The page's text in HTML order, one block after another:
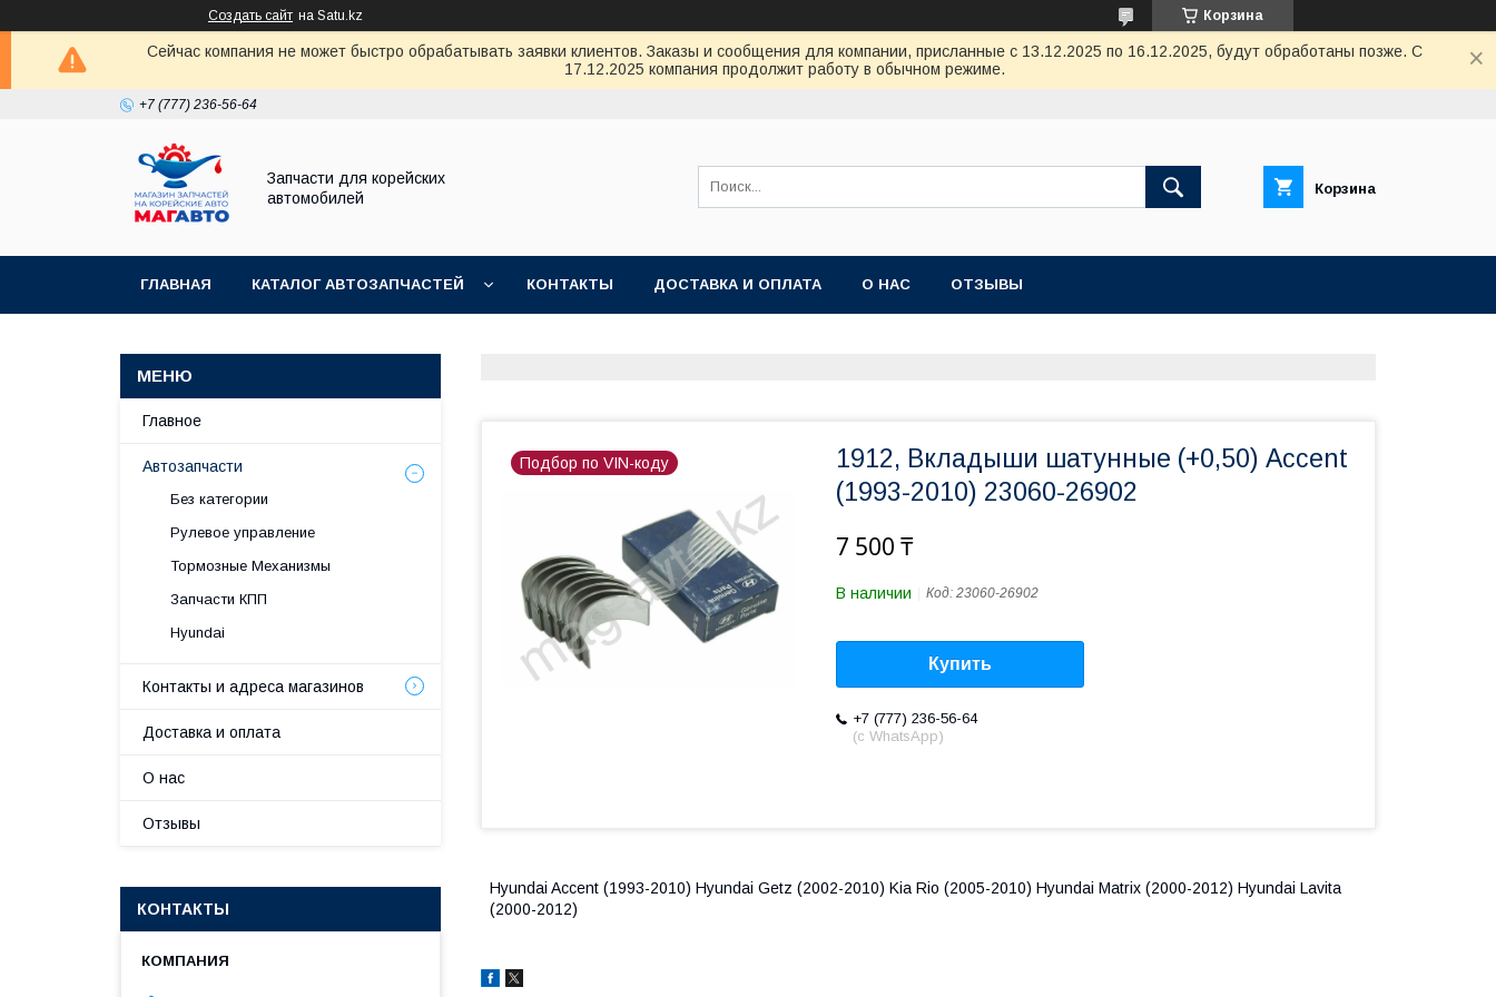
Создать сайт на Satu.kz Корзина
Сейчас компания не может быстро обрабатывать заявки клиентов. Заказы и сообщения для компании, присланные с 13.12.2025 по 16.12.2025, будут обработаны позже. С
17.12.2025 компания продолжит работу в обычном режиме.
+7 (777) 236-56-64
Запчасти для корейских
автомобилей
Корзина
ГЛАВНАЯ КАТАЛОГ АВТОЗАПЧАСТЕЙ КОНТАКТЫ ДОСТАВКА И ОПЛАТА О НАС ОТЗЫВЫ
Подбор по VIN-коду
1912, Вкладыши шатунные (+0,50) Accent
(1993-2010) 23060-26902
7 500 ₸
В наличии Код: 23060-26902
Купить
+7 (777) 236-56-64
(с WhatsApp)
Hyundai Accent (1993-2010) Hyundai Getz (2002-2010) Kia Rio (2005-2010) Hyundai Matrix (2000-2012) Hyundai Lavita
(2000-2012)
Главное
Автозапчасти
Без категории
Рулевое управление
Тормозные Механизмы
Запчасти КПП
Hyundai
Контакты и адреса магазинов
Доставка и оплата
О нас
Отзывы
КОНТАКТЫ